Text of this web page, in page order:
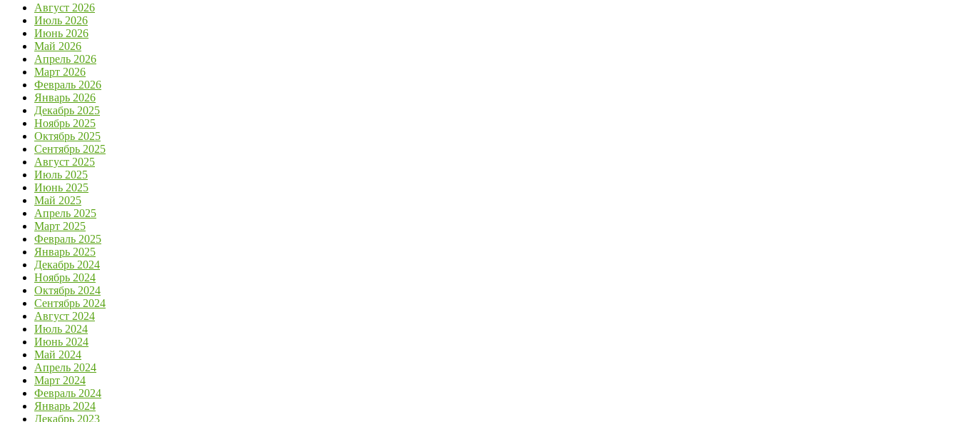
Август 2026
Июль 2026
Июнь 2026
Май 2026
Апрель 2026
Март 2026
Февраль 2026
Январь 2026
Декабрь 2025
Ноябрь 2025
Октябрь 2025
Сентябрь 2025
Август 2025
Июль 2025
Июнь 2025
Май 2025
Апрель 2025
Март 2025
Февраль 2025
Январь 2025
Декабрь 2024
Ноябрь 2024
Октябрь 2024
Сентябрь 2024
Август 2024
Июль 2024
Июнь 2024
Май 2024
Апрель 2024
Март 2024
Февраль 2024
Январь 2024
Декабрь 2023